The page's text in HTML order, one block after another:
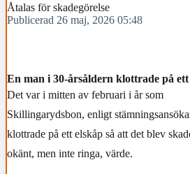
Åtalas för skadegörelse
Publicerad 26 maj, 2026 05:48
En man i 30-årsåldern klottrade på
Det var i mitten av februari i år som
Skillingarydsbon, enligt
klottrade på ett elskåp så att det blev
okänt, men inte ringa, värde.